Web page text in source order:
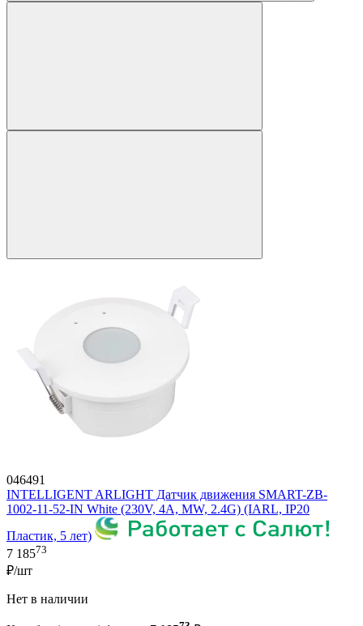
046491
INTELLIGENT ARLIGHT Датчик движения SMART-ZB-
1002-11-52-IN White (230V, 4A, MW, 2.4G) (IARL, IP20
Пластик, 5 лет)
7 18573
₽/шт
Нет в наличии